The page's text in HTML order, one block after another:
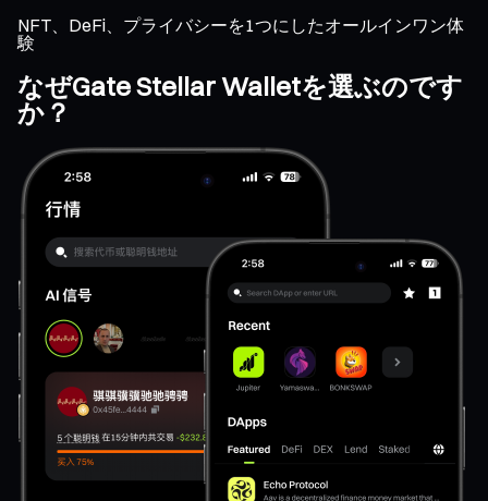
NFT、DeFi、プライバシーを1つにしたオールインワン体
験
なぜGate Stellar Walletを選ぶのです
か？